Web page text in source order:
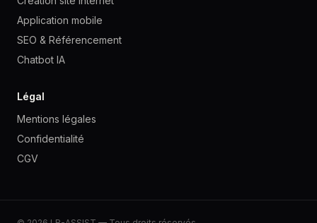
Application mobile
SEO & Référencement
Chatbot IA
Légal
Mentions légales
Confidentialité
CGV